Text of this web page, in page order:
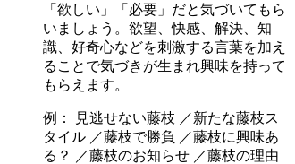
「欲しい」「必要」だと気づいてもら
いましょう。欲望、快感、解決、知
識、好奇心などを刺激する言葉を加え
ることで気づきが生まれ興味を持って
もらえます。
例： 見逃せない藤枝 ／新たな藤枝ス
タイル ／藤枝で勝負 ／藤枝に興味あ
る？ ／藤枝のお知らせ ／藤枝の理由